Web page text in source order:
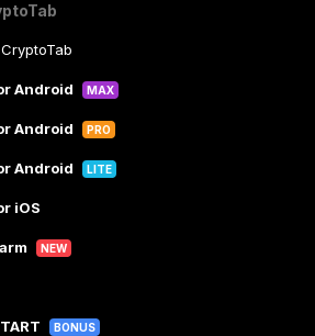
CryptoTab
Android MAX
Android PRO
Android LITE
iOS
NEW
BONUS